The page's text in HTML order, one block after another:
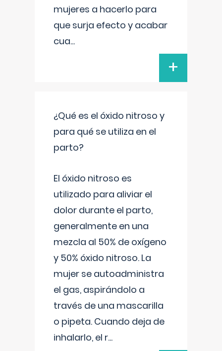
mujeres a hacerlo para
que surja efecto y acabar
cua...
+
¿Qué es el óxido nitroso y
para qué se utiliza en el
parto?
El óxido nitroso es
utilizado para aliviar el
dolor durante el parto,
generalmente en una
mezcla al 50% de oxígeno
y 50% óxido nitroso. La
mujer se autoadministra
el gas, aspirándolo a
través de una mascarilla
o pipeta. Cuando deja de
inhalarlo, el r...